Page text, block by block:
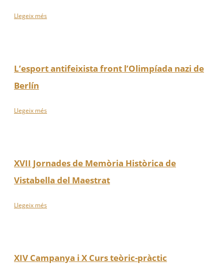
Llegeix més
L’esport antifeixista front l’Olimpíada nazi de
Berlín
Llegeix més
XVII Jornades de Memòria Històrica de
Vistabella del Maestrat
Llegeix més
XIV Campanya i X Curs teòric-pràctic